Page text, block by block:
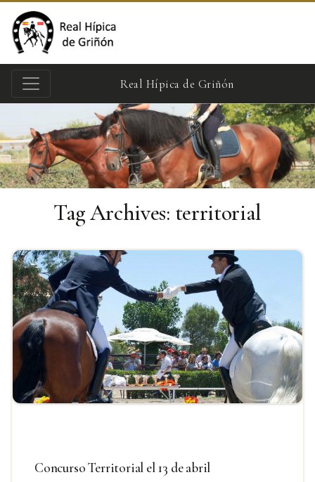
Real Hípica de Griñón
Tag Archives: territorial
Concurso Territorial el 13 de abril